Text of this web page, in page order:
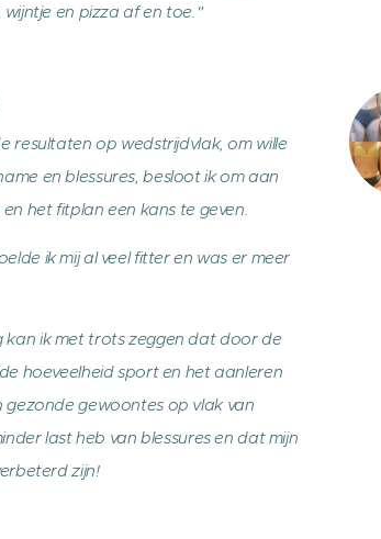
en pizza af en toe."
resultaten op wedstrijdvlak, om wille
en blessures, besloot ik om aan
het fitplan een kans te geven.
ik mij al veel fitter en was er meer
kan ik met trots zeggen dat door de
hoeveelheid sport en het aanleren
gezonde gewoontes op vlak van
last heb van blessures en dat mijn
zijn!